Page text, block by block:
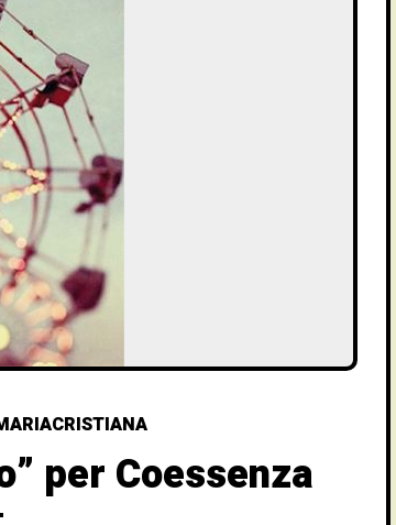
per Coessenza